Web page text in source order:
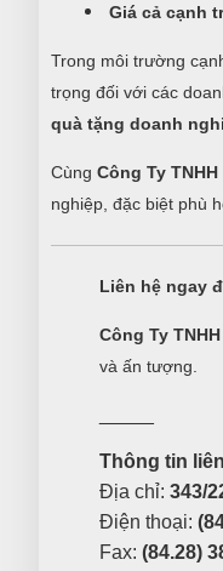
Giá cả cạnh
Trong môi trường
trọng đối với các
quà tặng doanh
Cùng Công Ty
nghiệp, đặc biệt phù
Liên hệ ngay
Công Ty
và ấn tượng.
Thông tin
Địa chỉ: 343/
Điện thoại:
Fax: (84.28)